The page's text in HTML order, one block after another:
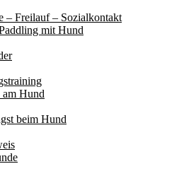
– Freilauf – Sozialkontakt
mit Hund
Hund
beim Hund